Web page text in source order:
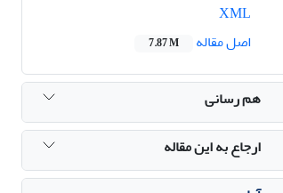
اصل مقاله
7.87 M
هم رسانی
ارجاع به این مقاله